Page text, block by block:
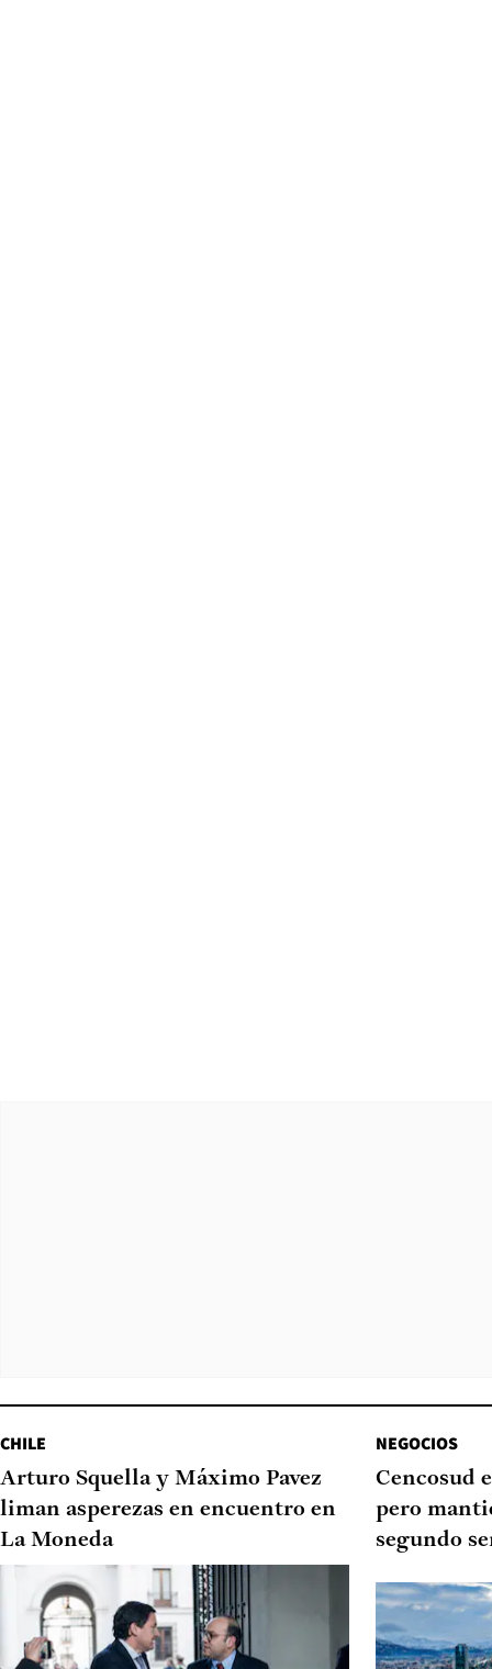
CHILE
Arturo Squella y Máximo Pavez
liman asperezas en encuentro en
La Moneda
NEGOCIOS
Cencosud
pero
segundo